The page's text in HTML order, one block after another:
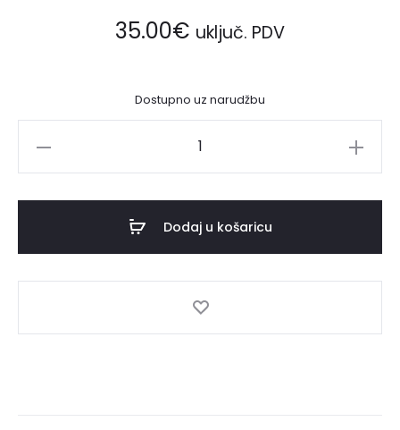
35.00€ uključ. PDV
Dostupno uz narudžbu
Dodaj u košaricu